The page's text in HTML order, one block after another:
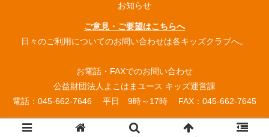
お知らせ
ご意見・ご要望はこちらへ
日々のご利用についてのお問い合わせは各キッズクラブへ。
お電話・FAXでのお問い合わせ
公益財団法人よこはまユース キッズ運営課
電話：045-662-7646 平日 9時～17時 FAX：045-662-7645
© 2004 よこはまユース放課後キッズクラブ